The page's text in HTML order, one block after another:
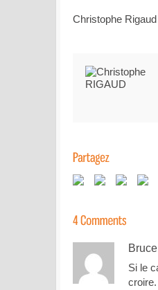
Christophe
Bruce
Si le